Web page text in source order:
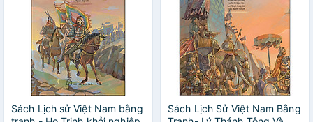
Sách Lịch sử Việt Nam bằng
Sách Lịch Sử Việt Nam Bằng